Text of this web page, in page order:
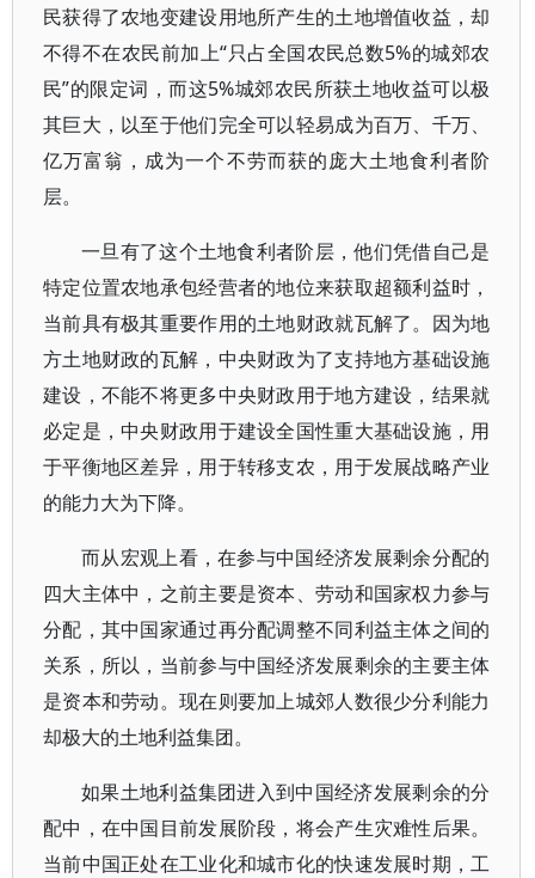
民获得了农地变建设用地所产生的土地增值收益，却
不得不在农民前加上“只占全国农民总数5%的城郊农
民”的限定词，而这5%城郊农民所获土地收益可以极
其巨大，以至于他们完全可以轻易成为百万、千万、
亿万富翁，成为一个不劳而获的庞大土地食利者阶
层。
一旦有了这个土地食利者阶层，他们凭借自己是
特定位置农地承包经营者的地位来获取超额利益时，
当前具有极其重要作用的土地财政就瓦解了。因为地
方土地财政的瓦解，中央财政为了支持地方基础设施
建设，不能不将更多中央财政用于地方建设，结果就
必定是，中央财政用于建设全国性重大基础设施，用
于平衡地区差异，用于转移支农，用于发展战略产业
的能力大为下降。
而从宏观上看，在参与中国经济发展剩余分配的
四大主体中，之前主要是资本、劳动和国家权力参与
分配，其中国家通过再分配调整不同利益主体之间的
关系，所以，当前参与中国经济发展剩余的主要主体
是资本和劳动。现在则要加上城郊人数很少分利能力
却极大的土地利益集团。
如果土地利益集团进入到中国经济发展剩余的分
配中，在中国目前发展阶段，将会产生灾难性后果。
当前中国正处在工业化和城市化的快速发展时期，工